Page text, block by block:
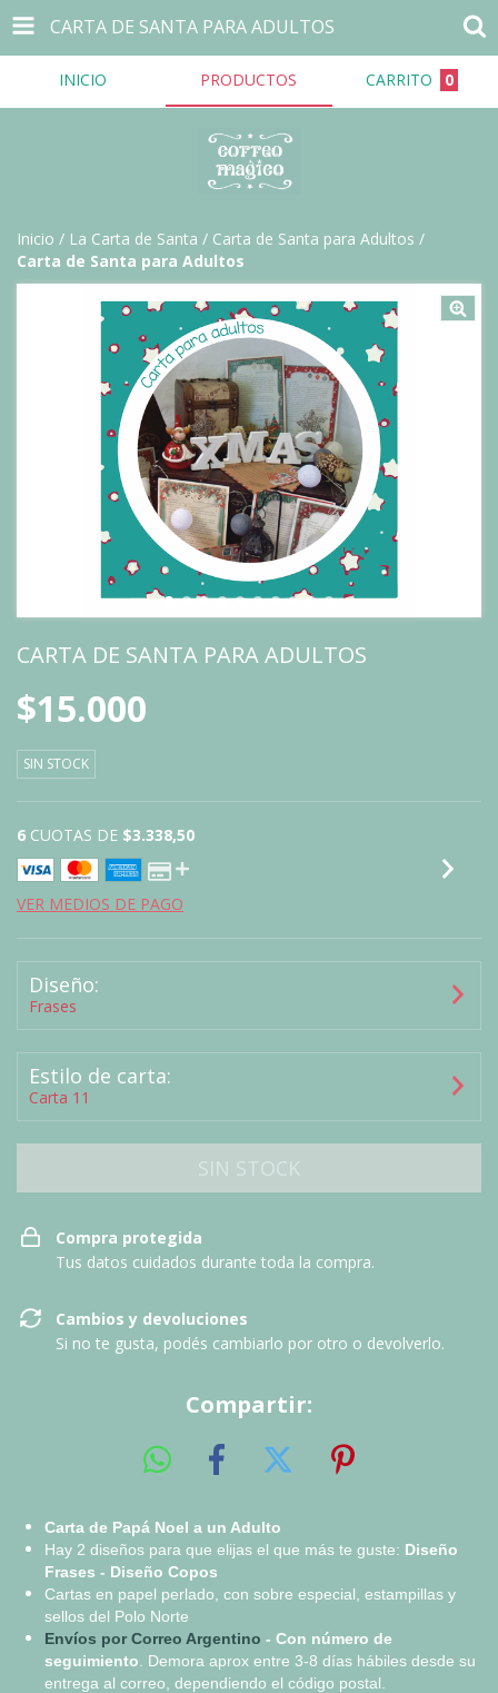
CARTA DE SANTA PARA ADULTOS
INICIO PRODUCTOS CARRITO 0
Inicio / La Carta de Santa / Carta de Santa para Adultos /
Carta de Santa para Adultos
CARTA DE SANTA PARA ADULTOS
$15.000
SIN STOCK
6 CUOTAS DE $3.338,50
VER MEDIOS DE PAGO
Diseño:
Frases
Estilo de carta:
Carta 11
Compra protegida
Tus datos cuidados durante toda la compra.
Cambios y devoluciones
Si no te gusta, podés cambiarlo por otro o devolverlo.
Compartir:
Carta de Papá Noel a un Adulto
Hay 2 diseños para que elijas el que más te guste: Diseño
Frases - Diseño Copos
Cartas en papel perlado, con sobre especial, estampillas y
sellos del Polo Norte
Envíos por Correo Argentino - Con número de
seguimiento . Demora aprox entre 3-8 días hábiles desde su
entrega al correo, dependiendo el código postal.